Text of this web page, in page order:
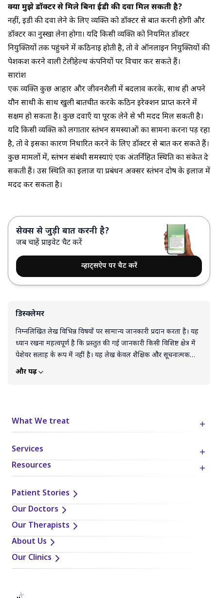
क्या मुझे डॉक्टर से मिले बिना ईडी की दवा मिल सकती है?
नहीं, ईडी की दवा लेने के लिए व्यक्ति को डॉक्टर से बात करनी होगी और
डॉक्टर का नुस्खा लेना होगा। यदि किसी व्यक्ति को नियमित डॉक्टर
नियुक्तियों तक पहुंचने में कठिनाई होती है, तो वे ऑनलाइन नियुक्तियों की
पेशकश करने वाली टेलीहेल्थ कंपनियों पर विचार कर सकते हैं।
सारांश
एक व्यक्ति कुछ आहार और जीवनशैली में बदलाव करके, साथ ही अपने
यौन साथी के साथ खुली बातचीत करके कठिन इरेक्शन प्राप्त करने में
सक्षम हो सकता है। कुछ दवाएँ या पूरक लेने से भी मदद मिल सकती है।
यदि किसी व्यक्ति को लगातार स्तंभन समस्याओं का सामना करना पड़ रहा
है, तो वे इसका कारण निर्धारित करने के लिए डॉक्टर से बात कर सकते हैं।
कुछ मामलों में, स्तंभन संबंधी समस्याएं एक अंतर्निहित स्थिति का संकेत दे
सकती हैं। उस स्थिति का इलाज या प्रबंधन अक्सर स्तंभन दोष के इलाज में
मदद कर सकता है।
सेक्स से जुड़ी बात करनी है?
जब चाहें प्राइवेट चैट करें
व्हाट्सऐप पर चैट करें
डिस्क्लेमर
निम्नलिखित लेख विभिन्न विषयों पर सामान्य जानकारी प्रदान करता है। यह
ध्यान रखना महत्वपूर्ण है कि प्रस्तुत की गई जानकारी किसी विशिष्ट क्षेत्र में
पेशेवर सलाह के रूप में नहीं है। यह लेख केवल शैक्षिक और सूचनात्मक
उद्देश्यों के लिए है। इस लेख को किसी भी उत्पाद, सेवा या जानकारी के
व्यक्तिगत जिम्मेदारी का प्रयोग करना आवश्यक है।
और पढ़ें
What We treat
Services
Resources
Patient Stories
Our Doctors
Our Therapists
About Us
Our Clinics